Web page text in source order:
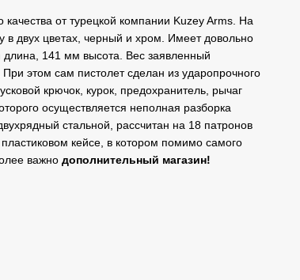
качества от турецкой компании Kuzey Arms. На
в двух цветах, черный и хром. Имеет довольно
141 мм высота. Вес заявленный
этом сам пистолет сделан из ударопрочного
крючок, курок, предохранитель, рычаг
осуществляется неполная разборка
стальной, рассчитан на 18 патронов
кейсе, в котором помимо самого
важно дополнительный магазин!